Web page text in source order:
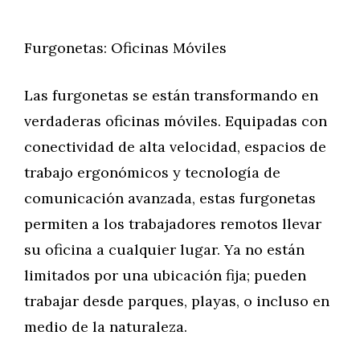
Furgonetas: Oficinas Móviles
Las furgonetas se están transformando en
verdaderas oficinas móviles. Equipadas con
conectividad de alta velocidad, espacios de
trabajo ergonómicos y tecnología de
comunicación avanzada, estas furgonetas
permiten a los trabajadores remotos llevar
su oficina a cualquier lugar. Ya no están
limitados por una ubicación fija; pueden
trabajar desde parques, playas, o incluso en
medio de la naturaleza.